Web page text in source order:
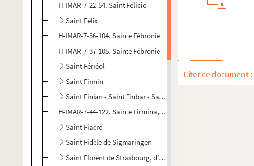
H-IMAR-7-22-54. Saint Félicie
Saint Félix
H-IMAR-7-36-104. Sainte Fébronie
H-IMAR-7-37-105. Sainte Fébronie
Saint Férréol
Saint Firmin
Saint Finian - Saint Finbar - Saint Firmilianus
H-IMAR-7-44-122. Sainte Firmina, vierge martyre
Saint Fiacre
Saint Fidèle de Sigmaringen
Saint Florent de Strasbourg, d'Anjou
Citer ce document :